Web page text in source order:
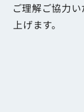
ご理解ご協力い
上げます。